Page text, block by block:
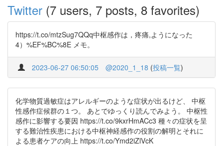
Twitter (7 users, 7 posts, 8 favorites)
https://t.co/mtzSug7QQq中枢感作は，疼痛,ようになった
4）%EF%BC%8E メモ。
2023-06-27 06:50:05 @2020_1_18 (投稿一覧)
化学物質過敏症はアレルギーのような症状が出るけど、 中枢
性感作症候群の１つ。 あとでゆっくり読んでみよう。 中枢性
感作に影響する要因 https://t.co/9kxrHmACc3 種々の症状を呈
する難治性疾患における中枢神経感作の役割の解明とそれに
よる患者ケアの向上 https://t.co/Ymd2iZlVcK